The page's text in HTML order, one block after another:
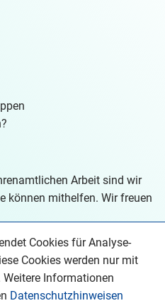
Arbeit sind wir
können mithelfen. Wir freuen
Cookies für Analyse-
Cookies werden nur mit
Informationen
Datenschutzhinweisen